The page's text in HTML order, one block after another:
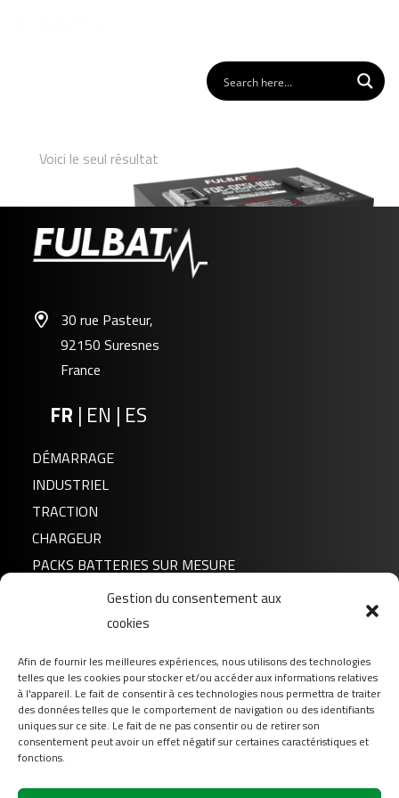
Gestion du consentement aux
cookies
Afin de fournir les meilleures expériences, nous utilisons des technologies
telles que les cookies pour stocker et/ou accéder aux informations relatives
à l'appareil. Le fait de consentir à ces technologies nous permettra de traiter
des données telles que le comportement de navigation ou des identifiants
uniques sur ce site. Le fait de ne pas consentir ou de retirer son
consentement peut avoir un effet négatif sur certaines caractéristiques et
fonctions.
Voici le seul résultat
30 rue Pasteur,
92150 Suresnes
France
FR | EN | ES
DÉMARRAGE
INDUSTRIEL
TRACTION
CHARGEUR
PACKS BATTERIES SUR MESURE
FAQ
Téléchargement
Login
Contact